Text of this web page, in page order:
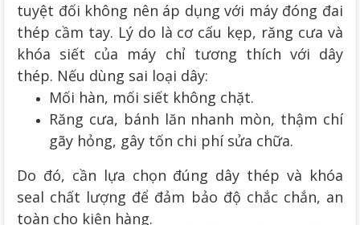
tuyệt đối không nên áp dụng với máy đóng đai
thép cầm tay. Lý do là cơ cấu kẹp, răng cưa và
khóa siết của máy chỉ tương thích với dây
thép. Nếu dùng sai loại dây:
Mối hàn, mối siết không chặt.
Răng cưa, bánh lăn nhanh mòn, thậm chí
gãy hỏng, gây tốn chi phí sửa chữa.
Do đó, cần lựa chọn đúng dây thép và khóa
seal chất lượng để đảm bảo độ chắc chắn, an
toàn cho kiện hàng.